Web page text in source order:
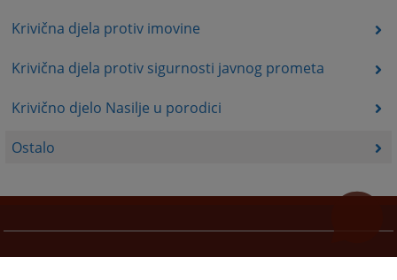
Krivična djela protiv imovine
Krivična djela protiv sigurnosti javnog prometa
Krivično djelo Nasilje u porodici
Ostalo